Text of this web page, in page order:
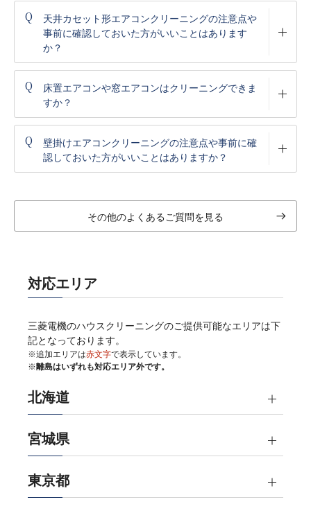
Q
天井カセット形エアコンクリーニングの注意点や
事前に確認しておいた方がいいことはあります
か？
Q
床置エアコンや窓エアコンはクリーニングできま
すか？
Q
壁掛けエアコンクリーニングの注意点や事前に確
認しておいた方がいいことはありますか？
その他のよくあるご質問を見る
対応エリア
三菱電機のハウスクリーニングのご提供可能なエリアは下
記となっております。
※追加エリアは赤文字で表示しています。
※離島はいずれも対応エリア外です。
北海道
宮城県
東京都